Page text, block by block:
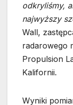
odkryliśmy,
najwyższy
Wall,
radarowego
Propulsion
Kalifornii.
Wyniki